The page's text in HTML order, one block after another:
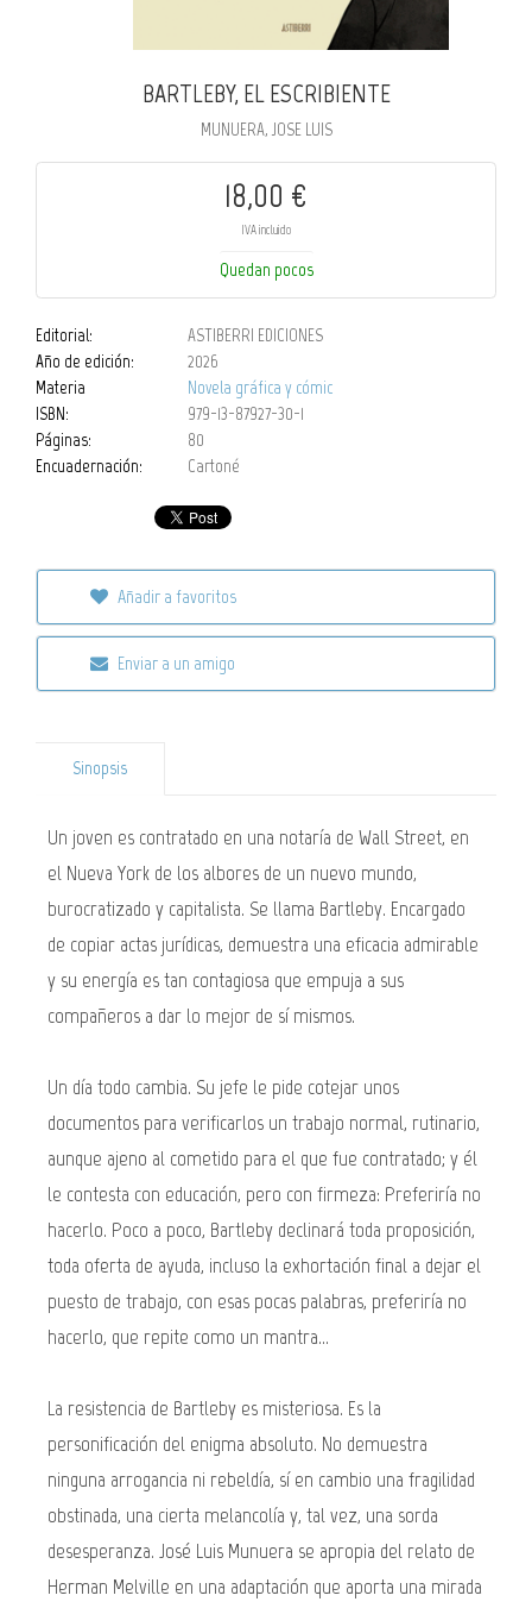
BARTLEBY, EL ESCRIBIENTE
MUNUERA, JOSE LUIS
18,00 €
IVA incluido
Quedan pocos
Editorial:
ASTIBERRI EDICIONES
Año de edición:
2026
Materia
Novela gráfica y cómic
ISBN:
979-13-87927-30-1
Páginas:
80
Encuadernación:
Cartoné
Añadir a favoritos
Enviar a un amigo
Sinopsis
Un joven es contratado en una notaría de Wall Street, en
el Nueva York de los albores de un nuevo mundo,
burocratizado y capitalista. Se llama Bartleby. Encargado
de copiar actas jurídicas, demuestra una eficacia admirable
y su energía es tan contagiosa que empuja a sus
compañeros a dar lo mejor de sí mismos.
Un día todo cambia. Su jefe le pide cotejar unos
documentos para verificarlos un trabajo normal, rutinario,
aunque ajeno al cometido para el que fue contratado; y él
le contesta con educación, pero con firmeza: Preferiría no
hacerlo. Poco a poco, Bartleby declinará toda proposición,
toda oferta de ayuda, incluso la exhortación final a dejar el
puesto de trabajo, con esas pocas palabras, preferiría no
hacerlo, que repite como un mantra...
La resistencia de Bartleby es misteriosa. Es la
personificación del enigma absoluto. No demuestra
ninguna arrogancia ni rebeldía, sí en cambio una fragilidad
obstinada, una cierta melancolía y, tal vez, una sorda
desesperanza. José Luis Munuera se apropia del relato de
Herman Melville en una adaptación que aporta una mirada